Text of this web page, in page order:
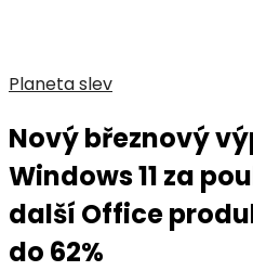
Planeta slev
Nový březnový
Windows 11 za
další Office
do 62%